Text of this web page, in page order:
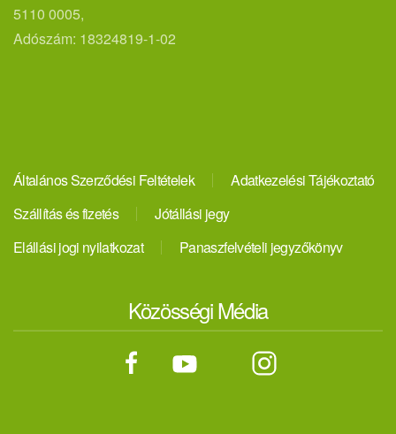
5110 0005,
Adószám: 18324819-1-02
Általános Szerződési Feltételek
Adatkezelési Tájékoztató
Szállítás és fizetés
Jótállási jegy
Elállási jogi nyilatkozat
Panaszfelvételi jegyzőkönyv
Közösségi Média